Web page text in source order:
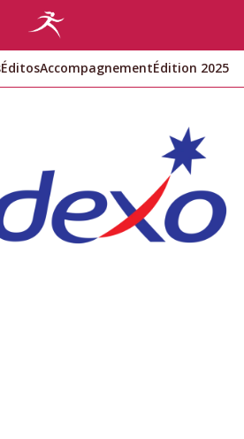
ÉditosAccompagnementÉdition 2025